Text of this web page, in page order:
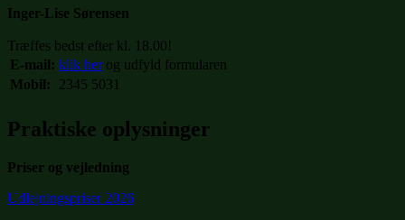
Inger-Lise Sørensen
Træffes bedst efter kl. 18.00!
E-mail: klik herog udfyld formularen
Mobil:
2345 5031
Praktiske oplysninger
Priser og vejledning
Udlejningspriser 2026